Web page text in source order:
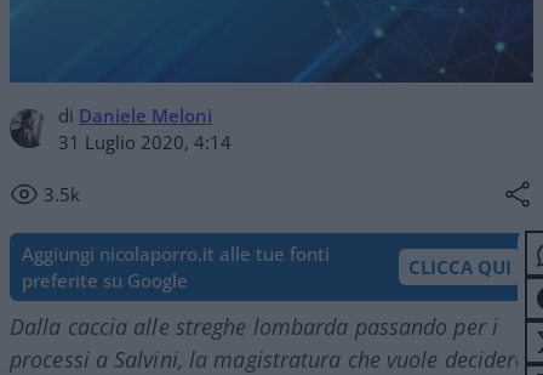
di Daniele Meloni
31 Luglio 2020, 4:14
3.5k
Aggiungi nicolaporro.it alle tue fonti
preferite su Google
CLICCA QUI
Dalla caccia alle streghe lombarda passando per i
processi a Salvini, la magistratura che vuole decidere